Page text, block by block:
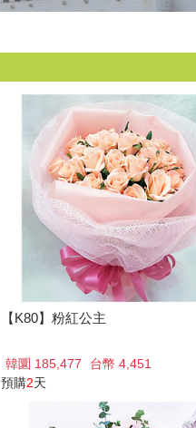
【K80】粉紅公主
韓圜 185,477
台幣 4,451
預購2天